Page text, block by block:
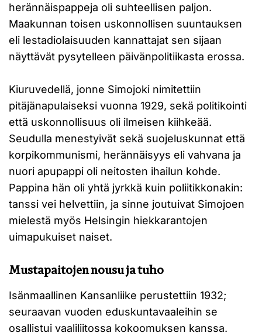
herännäispappeja oli suhteellisen paljon.
Maakunnan toisen uskonnollisen suuntauksen
eli lestadiolaisuuden kannattajat sen sijaan
näyttävät pysytelleen päivänpolitiikasta erossa.
Kiuruvedellä, jonne Simojoki nimitettiin
pitäjänapulaiseksi vuonna 1929, sekä politikointi
että uskonnollisuus oli ilmeisen kiihkeää.
Seudulla menestyivät sekä suojeluskunnat että
korpikommunismi, herännäisyys eli vahvana ja
nuori apupappi oli neitosten ihailun kohde.
Pappina hän oli yhtä jyrkkä kuin poliitikkonakin:
tanssi vei helvettiin, ja sinne joutuivat Simojoen
mielestä myös Helsingin hiekkarantojen
uimapukuiset naiset.
Mustapaitojen nousu ja tuho
Isänmaallinen Kansanliike perustettiin 1932;
seuraavan vuoden eduskuntavaaleihin se
osallistui vaaliliitossa kokoomuksen kanssa.